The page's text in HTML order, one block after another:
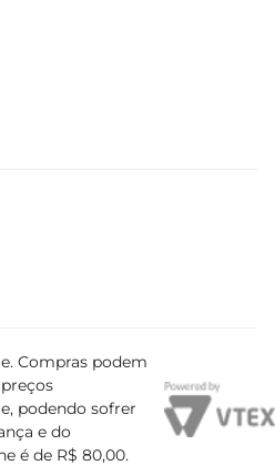
Compras podem
podendo sofrer
e do
é de R$ 80,00.